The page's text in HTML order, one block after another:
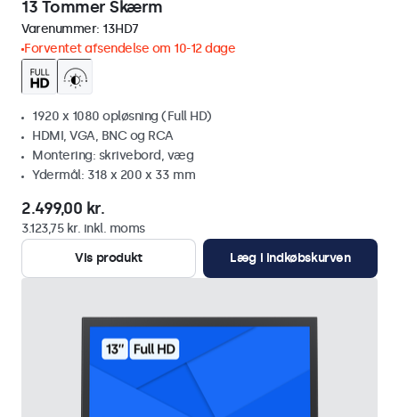
13 Tommer Skærm
Varenummer: 13HD7
Forventet afsendelse om 10-12 dage
1920 x 1080 opløsning (Full HD)
HDMI, VGA, BNC og RCA
Montering: skrivebord, væg
Ydermål: 318 x 200 x 33 mm
2.499,00 kr.
3.123,75 kr. inkl. moms
Vis produkt
Læg i indkøbskurven